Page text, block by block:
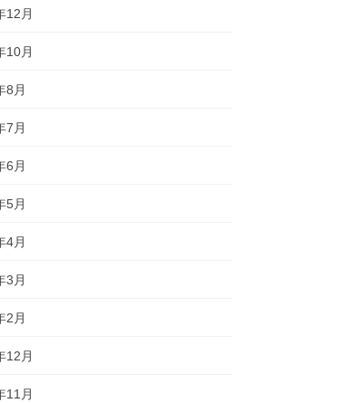
12月
10月
8月
7月
6月
5月
4月
3月
2月
12月
11月